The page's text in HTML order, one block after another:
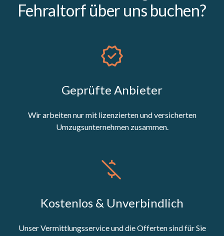
Fehraltorf über uns buchen?
Geprüfte Anbieter
Wir arbeiten nur mit lizenzierten und versicherten
Umzugsunternehmen zusammen.
Kostenlos & Unverbindlich
Unser Vermittlungsservice und die Offerten sind für Sie